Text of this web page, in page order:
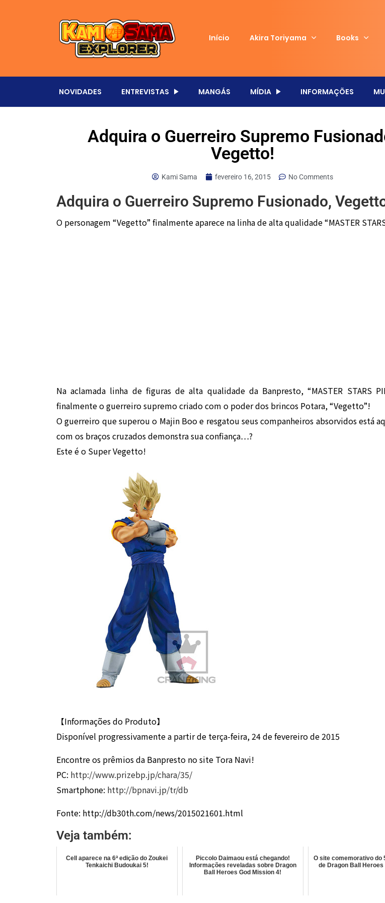
Início Akira Toriyama Books
NOVIDADES ENTREVISTAS MANGÁS MÍDIA INFORMAÇÕES
Adquira o Guerreiro Supremo
Vegetto!
Kami Sama fevereiro 16, 2015 No Comments
Adquira o Guerreiro Supremo Fusionado,
O personagem “Vegetto” finalmente aparece na linha de alta qualidade “MASTER
Na aclamada linha de figuras de alta qualidade da Banpresto, “MASTER STARS
finalmente o guerreiro supremo criado com o poder dos brincos Potara, “Vegetto”!
O guerreiro que superou o Majin Boo e resgatou seus companheiros absorvidos está
com os braços cruzados demonstra sua confiança…?
Este é o Super Vegetto!
【Informações do Produto】
Disponível progressivamente a partir de terça-feira, 24 de fevereiro de 2015
Encontre os prêmios da Banpresto no site Tora Navi!
PC: http://www.prizebp.jp/chara/35/
Smartphone: http://bpnavi.jp/tr/db
Fonte: http://db30th.com/news/2015021601.html
Veja também:
Cell aparece na 6ª edição do Zoukei
Tenkaichi Budoukai 5!
Piccolo Daimaou está chegando!
Informações reveladas sobre Dragon
Ball Heroes God Mission 4!
O site comemorativo do
de Dragon Ball